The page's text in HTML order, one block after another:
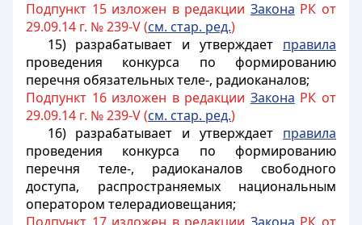
Подпункт 15 изложен в редакции Закона РК от
29.09.14 г. № 239-V (см. стар. ред.)
15) разрабатывает и утверждает правила
проведения конкурса по формированию
перечня обязательных теле-, радиоканалов;
Подпункт 16 изложен в редакции Закона РК от
29.09.14 г. № 239-V (см. стар. ред.)
16) разрабатывает и утверждает правила
проведения конкурса по формированию
перечня теле-, радиоканалов свободного
доступа, распространяемых национальным
оператором телерадиовещания;